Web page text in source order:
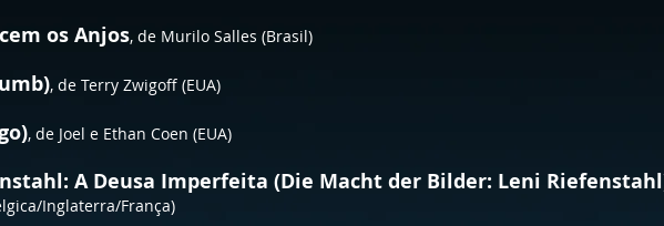
os Anjos, de Murilo Salles (Brasil)
, de Terry Zwigoff (EUA)
, de Joel e Ethan Coen (EUA)
A Deusa Imperfeita (Die Macht der Bilder: Leni
Inglaterra/França)